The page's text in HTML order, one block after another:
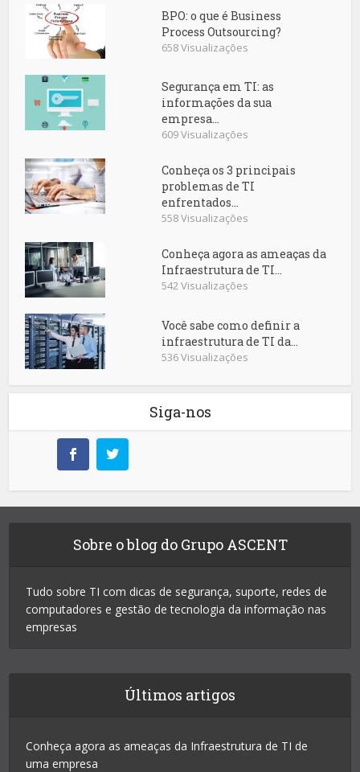
BPO: o que é Business
Process Outsourcing?
658 Visualizações
Segurança em TI: as
informações da sua
empresa...
609 Visualizações
Conheça os 3 principais
problemas de TI
enfrentados...
558 Visualizações
Conheça agora as ameaças da
Infraestrutura de TI...
542 Visualizações
Você sabe como definir a
infraestrutura de TI da...
536 Visualizações
Siga-nos
Sobre o blog do Grupo ASCENT
Tudo sobre TI com dicas de segurança, suporte, redes de
computadores e gestão de tecnologia da informação nas
empresas
Últimos artigos
Conheça agora as ameaças da Infraestrutura de TI de
uma empresa